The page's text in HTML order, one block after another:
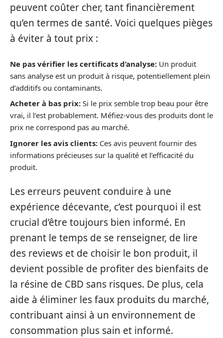
peuvent coûter cher, tant financièrement
qu’en termes de santé. Voici quelques pièges
à éviter à tout prix :
Ne pas vérifier les certificats d’analyse: Un produit
sans analyse est un produit à risque, potentiellement plein
d’additifs ou contaminants.
Acheter à bas prix: Si le prix semble trop beau pour être
vrai, il l’est probablement. Méfiez-vous des produits dont le
prix ne correspond pas au marché.
Ignorer les avis clients: Ces avis peuvent fournir des
informations précieuses sur la qualité et l’efficacité du
produit.
Les erreurs peuvent conduire à une
expérience décevante, c’est pourquoi il est
crucial d’être toujours bien informé. En
prenant le temps de se renseigner, de lire
des reviews et de choisir le bon produit, il
devient possible de profiter des bienfaits de
la résine de CBD sans risques. De plus, cela
aide à éliminer les faux produits du marché,
contribuant ainsi à un environnement de
consommation plus sain et informé.